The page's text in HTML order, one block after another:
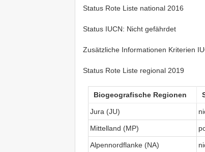
Status Rote Liste national 2016
Status IUCN: Nicht gefährdet
Zusätzliche Informationen Kriterien
Status Rote Liste regional 2019
Biogeografische Regionen
Jura (JU)
Mittelland (MP)
Alpennordflanke (NA)